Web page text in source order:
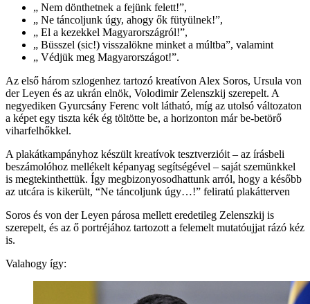
„ Nem dönthetnek a fejünk felett!”,
„ Ne táncoljunk úgy, ahogy ők fütyülnek!”,
„ El a kezekkel Magyarországról!”,
„ Büsszel (sic!) visszalökne minket a múltba”, valamint
„ Védjük meg Magyarországot!”.
Az első három szlogenhez tartozó kreatívon Alex Soros, Ursula von
der Leyen és az ukrán elnök, Volodimir Zelenszkij szerepelt. A
negyediken Gyurcsány Ferenc volt látható, míg az utolsó változaton
a képet egy tiszta kék ég töltötte be, a horizonton már be-betörő
viharfelhőkkel.
A plakátkampányhoz készült kreatívok tesztverzióit – az írásbeli
beszámolóhoz mellékelt képanyag segítségével – saját szemünkkel
is megtekinthettük. Így megbizonyosodhattunk arról, hogy a később
az utcára is kikerült, “Ne táncoljunk úgy…!” feliratú plakátterven
Soros és von der Leyen párosa mellett eredetileg Zelenszkij is
szerepelt, és az ő portréjához tartozott a felemelt mutatóujjat rázó kéz
is.
Valahogy így: